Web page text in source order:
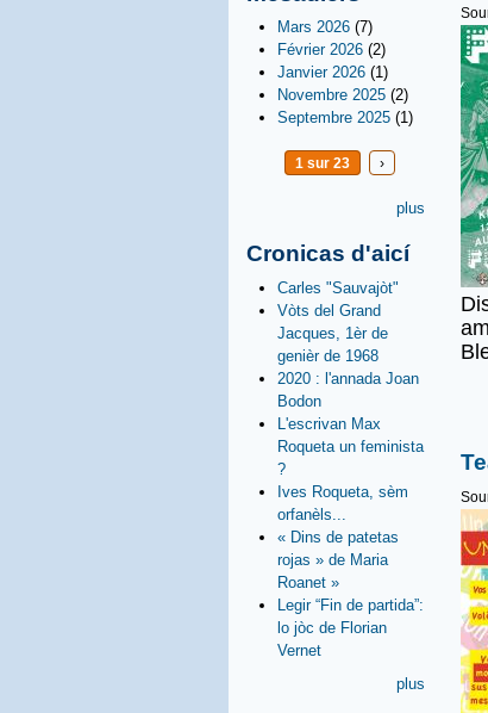
Mars 2026 (7)
Février 2026 (2)
Janvier 2026 (1)
Novembre 2025 (2)
Septembre 2025 (1)
1 sur 23 ›
plus
Cronicas d'aicí
Carles "Sauvajòt"
Vòts del Grand
Jacques, 1èr de
genièr de 1968
2020 : l'annada Joan
Bodon
L'escrivan Max
Roqueta un feminista
?
Ives Roqueta, sèm
orfanèls...
« Dins de patetas
rojas » de Maria
Roanet »
Legir “Fin de partida”:
lo jòc de Florian
Vernet
plus